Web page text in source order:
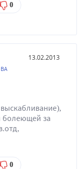
0
13.02.2013
болеющей за
0